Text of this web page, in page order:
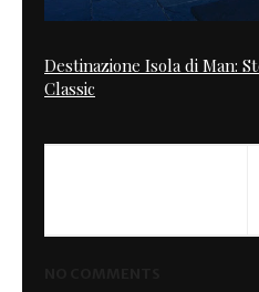
Destinazione Isola di Man:
Classic